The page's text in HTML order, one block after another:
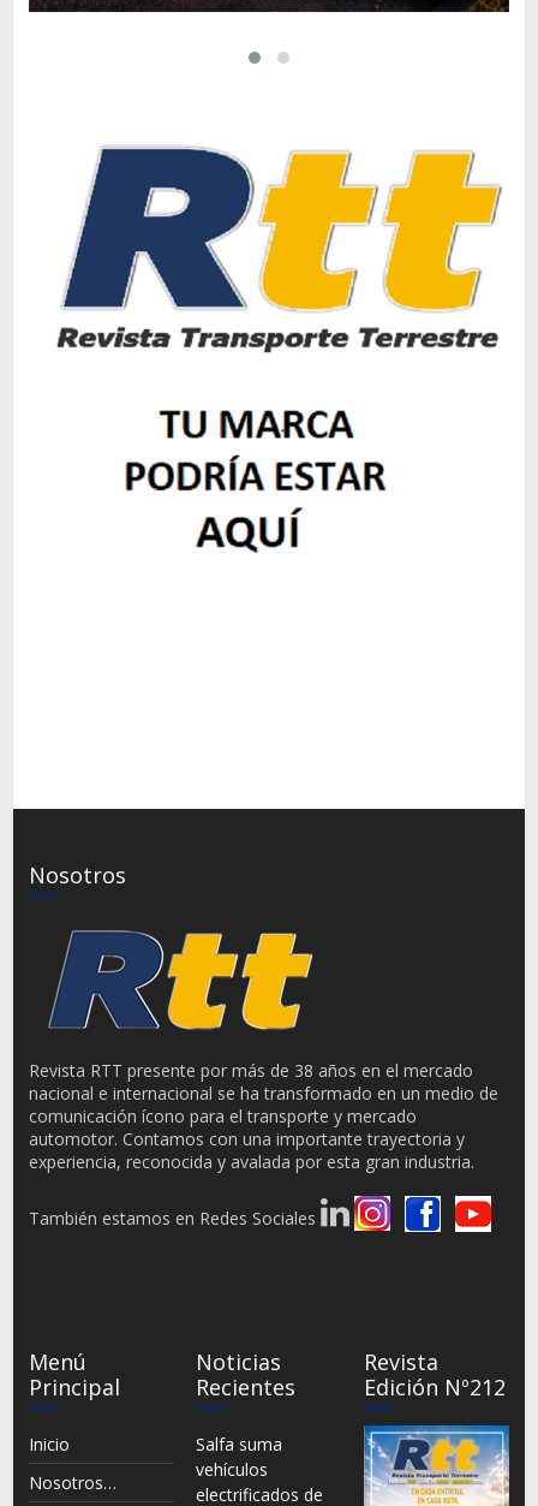
Nosotros
Revista RTT presente por más de 38 años en el mercado
nacional e internacional se ha transformado en un medio de
comunicación ícono para el transporte y mercado
automotor. Contamos con una importante trayectoria y
experiencia, reconocida y avalada por esta gran industria.
También estamos en Redes Sociales
Menú
Principal
Inicio
Nosotros…
Noticias
Recientes
Salfa suma
vehículos
electrificados de
Revista
Edición Nº212